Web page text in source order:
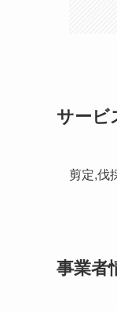
サービ
剪定,伐
事業者